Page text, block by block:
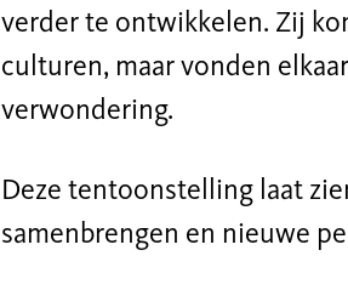
verder te ontwikkelen. Zij
culturen, maar vonden
verwondering.
Deze tentoonstelling laat
samenbrengen en nieuwe